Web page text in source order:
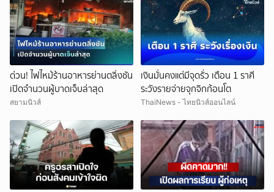
ด่วน! ไฟไหม้ร้านอาหารย่านตลิ่งชัน
เปิดจำนวนผู้บาดเจ็บล่าสุด
สยามนิวส์
เงินมั่นคงแต่มีจุดรั่ว เตือน 1 ราศี
ระวังรายจ่ายจุกจิกก้อนโต
ThaiNews - ไทยนิวส์ออนไลน์